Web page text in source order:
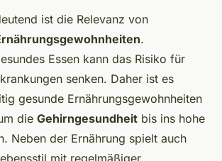
ist die Relevanz von
.
Essen kann das Risiko für
senken. Daher ist es
gesunde Ernährungsgewohnheiten
die Gehirngesundheit bis ins hohe
Neben der Ernährung spielt auch